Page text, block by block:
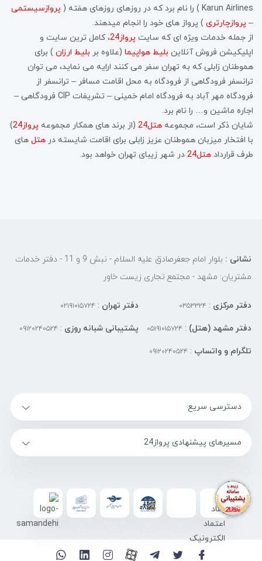
Karun Airlines ) را نام برد که در روزهای روزهای هفته (
پروازسیستمی
– پروازچارتری ) پرواز های خود را انجام میدهند.
از جمله خدمات ویژه ای که سایت پرواز24
، کامل ترین سایت و
اپلیکیشن فروش آنلاین بلیط هواپیما (علاوه بر بلیط ارزان ) برای
هموطنان زابلی که به تهران سفر می کنند ارایه می نماید، می توان
ترانسفر فرودگاهی از فرودگاه به محل اقامت مسافر – ترانسفر از
فرودگاه مهر آباد به فرودگاه امام خمینی – تشریفات CIP فرودگاهی –
اجاره ماشین و… را نام برد.
شایان ذکر است، مجموعه هتل24 (از برند های همکار مجموعه پرواز24
)
با افتخار میزبان هموطنان عزیز زابلی برای اقامت شایسته در هتل های
طرف قرارداد هتل24 در شهر زیبای تهران خواهد بود.
نشانی :
بلوار امام جعفرصادق علیه السلام - نبش 9 و 11 - دفتر خدمات
مشتریان: مشهد - مجتمع تجاری زیست خاور
دفتر مرکزی : ۰۳۵۳۳۲۴ دفتر تهران :۰۲۱۹۱۰۱۵۷۲۴
دفتر مشهد (هتل) : ۰۵۱۹۱۰۱۵۷۲۴ پشتیبانی شبانه روزی :۰۹۱۲۰۲۴۰۵۲۴
تلگرام و واتساپ : ۰۹۱۲۰۲۴۰۵۲۴
دسترسی سریع
مسیرهای پیشنهادی پرواز24